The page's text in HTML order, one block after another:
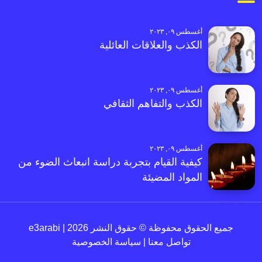
أغسطس ٠٩, ٢٠٢٣
الكذب والعلاقات العائلية
أغسطس ٠٩, ٢٠٢٣
الكذب والتفاهم الثقافي
أغسطس ٠٩, ٢٠٢٣
كيفية القيام بتجربة دراسة انبعاث الضوء من
المواد المضيئة
جميع الحقوق محفوظة © حقوق النشر 2026 | e3arabi
تواصل معنا
سياسة الخصوصية